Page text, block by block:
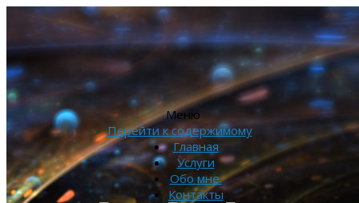
Меню
Перейти к содержимому
Главная
Услуги
Обо мне.
Контакты